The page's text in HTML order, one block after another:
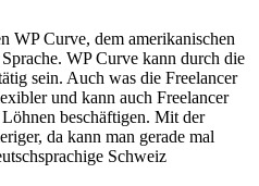
WP Curve, dem amerikanischen
WP Curve kann durch die
sein. Auch was die Freelancer
und kann auch Freelancer
beschäftigen. Mit der
da kann man gerade mal
Schweiz